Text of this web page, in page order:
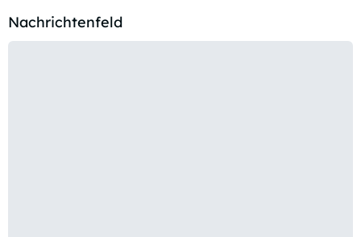
Nachrichtenfeld